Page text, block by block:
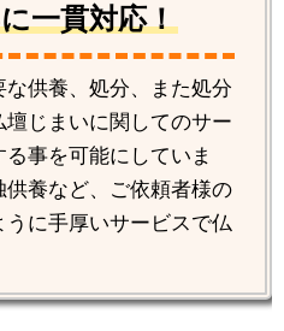
一貫対応！
供養、処分、また処分
じまいに関してのサー
事を可能にしていま
養など、ご依頼者様の
に手厚いサービスで仏